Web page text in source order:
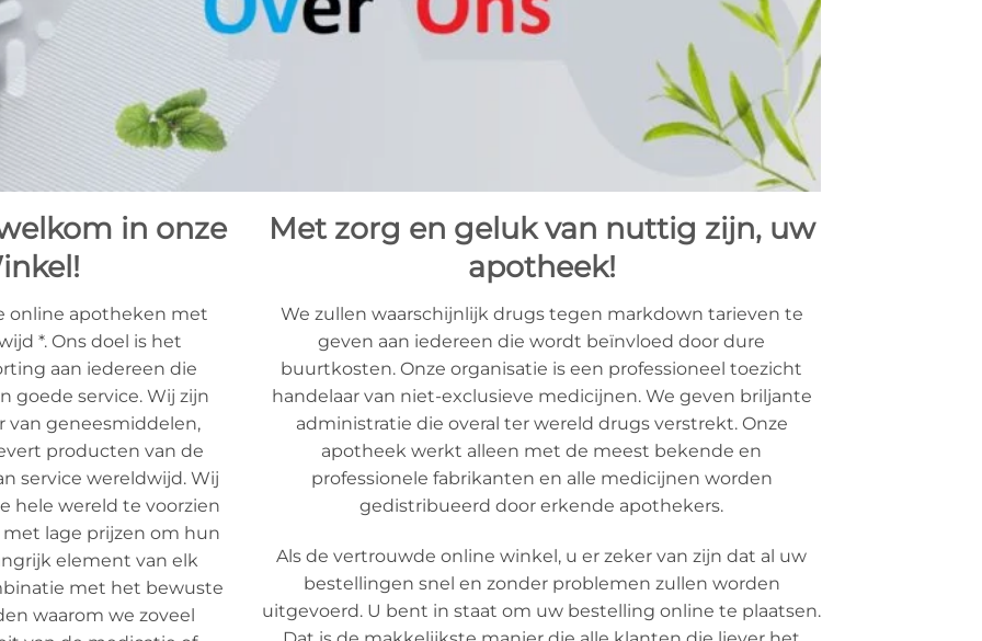
in onze
online apotheken met
*. Ons doel is het
aan iedereen die
goede service. Wij zijn
van geneesmiddelen,
producten van de
service wereldwijd. Wij
hele wereld te voorzien
lage prijzen om hun
element van elk
met het bewuste
waarom we zoveel
Met zorg en geluk van nuttig zijn, uw
apotheek!
We zullen waarschijnlijk drugs tegen markdown tarieven te
geven aan iedereen die wordt beïnvloed door dure
buurtkosten. Onze organisatie is een professioneel toezicht
handelaar van niet-exclusieve medicijnen. We geven briljante
administratie die overal ter wereld drugs verstrekt. Onze
apotheek werkt alleen met de meest bekende en
professionele fabrikanten en alle medicijnen worden
gedistribueerd door erkende apothekers.
Als de vertrouwde online winkel, u er zeker van zijn dat al uw
bestellingen snel en zonder problemen zullen worden
uitgevoerd. U bent in staat om uw bestelling online te plaatsen.